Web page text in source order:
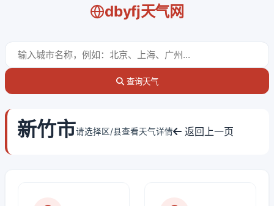
dbyfj天气网
查询天气
新竹市请选择区/县查看天气详情 返回上一页